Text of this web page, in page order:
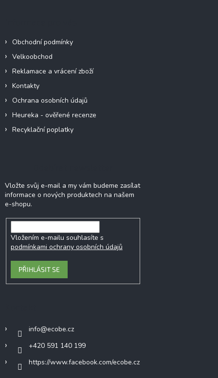
Obchodní podmínky
Velkoobchod
Reklamace a vrácení zboží
Kontakty
Ochrana osobních údajů
Heureka - ověřené recenze
Recyklační poplatky
Vložte svůj e-mail a my vám budeme zasílat
informace o nových produktech na našem
e-shopu.
Vložením e-mailu souhlasíte s
podmínkami ochrany osobních údajů
PŘIHLÁSIT SE
info@ecobe.cz
+420 591 140 199
https://www.facebook.com/ecobe.cz